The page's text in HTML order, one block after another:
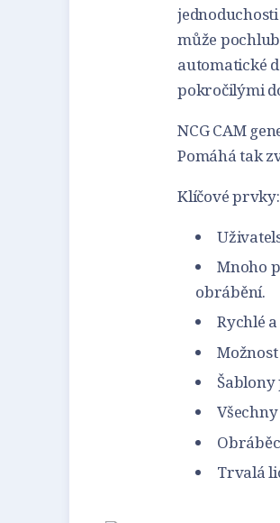
může
automatické
pokročilými
NCG CAM
Pomáhá tak
Klíčové prvky:
Mnoho
obrábění.
Rychlé
Trvalá